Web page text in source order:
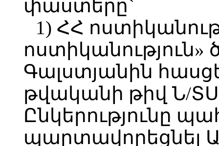
փաստերը`
1) ՀՀ
Գալստյանին
թվականի թիվ Ն/ՏՍ-
Ընկերությունը
պարտավորեցնել